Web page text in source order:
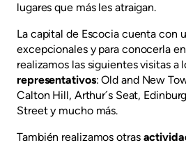
lugares que más les atraigan.
La capital de Escocia cuenta con
excepcionales y para conocerla
realizamos las siguientes visitas a
representativos: Old and New
Calton Hill, Arthur´s Seat,
Street y mucho más.
También realizamos otras